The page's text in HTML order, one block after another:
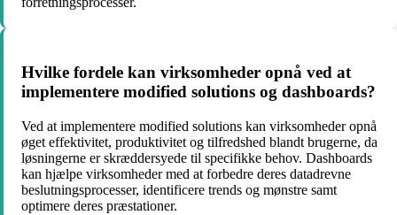
Hvilke fordele kan virksomheder opnå ved at
implementere modified solutions og dashboards?
Ved at implementere modified solutions kan virksomheder opnå
øget effektivitet, produktivitet og tilfredshed blandt brugerne, da
løsningerne er skræddersyede til specifikke behov. Dashboards
kan hjælpe virksomheder med at forbedre deres datadrevne
beslutningsprocesser, identificere trends og mønstre samt
optimere deres præstationer.